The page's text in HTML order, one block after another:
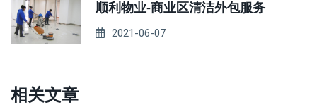
顺利物业-商业区清洁外包服务
2021-06-07
相关文章